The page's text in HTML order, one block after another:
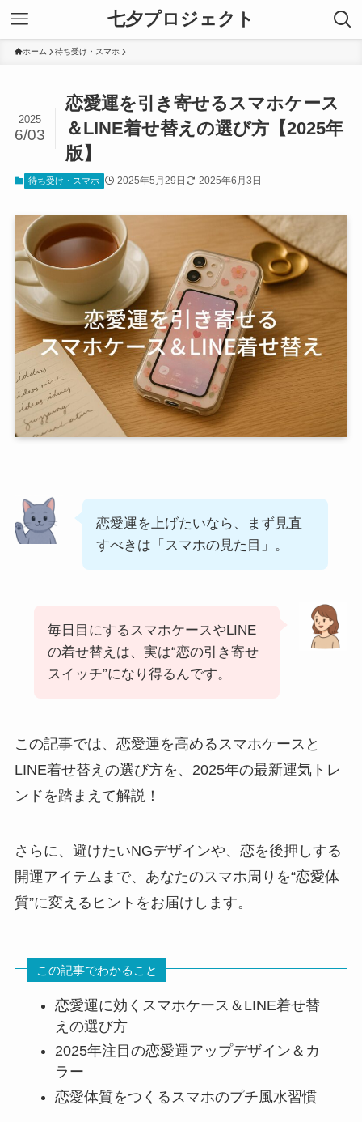
七夕プロジェクト
ホーム 待ち受け・スマホ
恋愛運を引き寄せるスマホケース
＆LINE着せ替えの選び方【2025年
版】
2025
6/03
待ち受け・スマホ 2025年5月29日 2025年6月3日
恋愛運を上げたいなら、まず見直
すべきは「スマホの見た目」。
毎日目にするスマホケースやLINE
の着せ替えは、実は“恋の引き寄せ
スイッチ”になり得るんです。
この記事では、恋愛運を高めるスマホケースと
LINE着せ替えの選び方を、2025年の最新運気トレ
ンドを踏まえて解説！
さらに、避けたいNGデザインや、恋を後押しする
開運アイテムまで、あなたのスマホ周りを“恋愛体
質”に変えるヒントをお届けします。
この記事でわかること
恋愛運に効くスマホケース＆LINE着せ替
えの選び方
2025年注目の恋愛運アップデザイン＆カ
ラー
恋愛体質をつくるスマホのプチ風水習慣